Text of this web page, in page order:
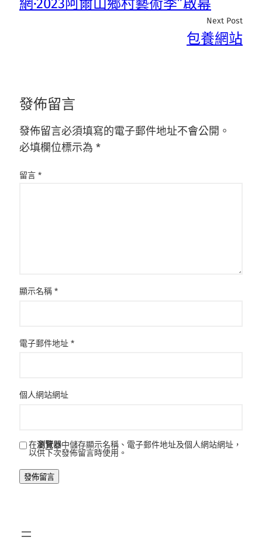
網·2023阿爾山鄉村藝術季”啟幕
Next Post
包養網站
發佈留言
發佈留言必須填寫的電子郵件地址不會公開。
必填欄位標示為 *
留言 *
顯示名稱 *
電子郵件地址 *
個人網站網址
在瀏覽器中儲存顯示名稱、電子郵件地址及個人網站網址，
以供下次發佈留言時使用。